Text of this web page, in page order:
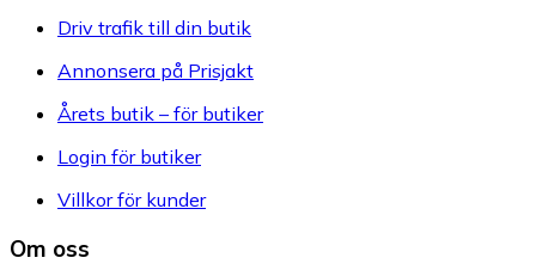
Driv trafik till din butik
Annonsera på Prisjakt
Årets butik – för butiker
Login för butiker
Villkor för kunder
Om oss